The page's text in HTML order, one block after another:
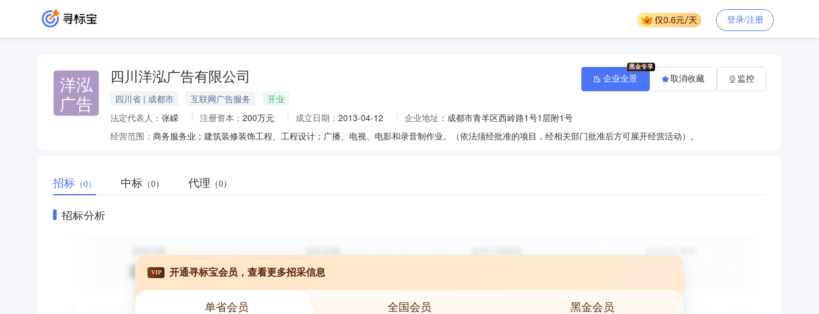
登录/注册
洋泓
广告
四川洋泓广告有限公司
四川省 | 成都市 互联网广告服务
开业
法定代表人： 张嵘 注册资本： 200万元 成立日期： 2013-04-12 企业地址： 成都市青羊区西岭路1号1层附1号
经营范围： 商务服务业；建筑装修装饰工程、工程设计；广播、电视、电影和录音制作业。（依法须经批准的项目，经相关部门批准后方可展开经营活动）。
企业全景 取消收藏 监控
招标 （0） 中标 （0） 代理 （0）
招标分析
VIP 开通寻标宝会员，查看更多招采信息
单省会员 全国会员 黑金会员